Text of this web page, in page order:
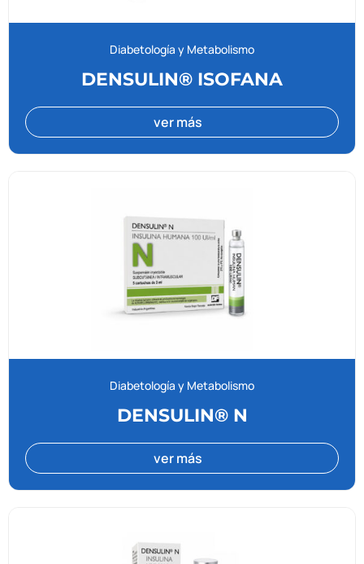
Diabetología y Metabolismo
DENSULIN® ISOFANA
ver más
Diabetología y Metabolismo
DENSULIN® N
ver más